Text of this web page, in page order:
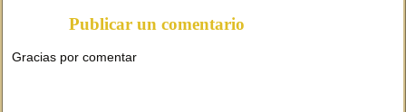
Publicar un comentario
Gracias por comentar